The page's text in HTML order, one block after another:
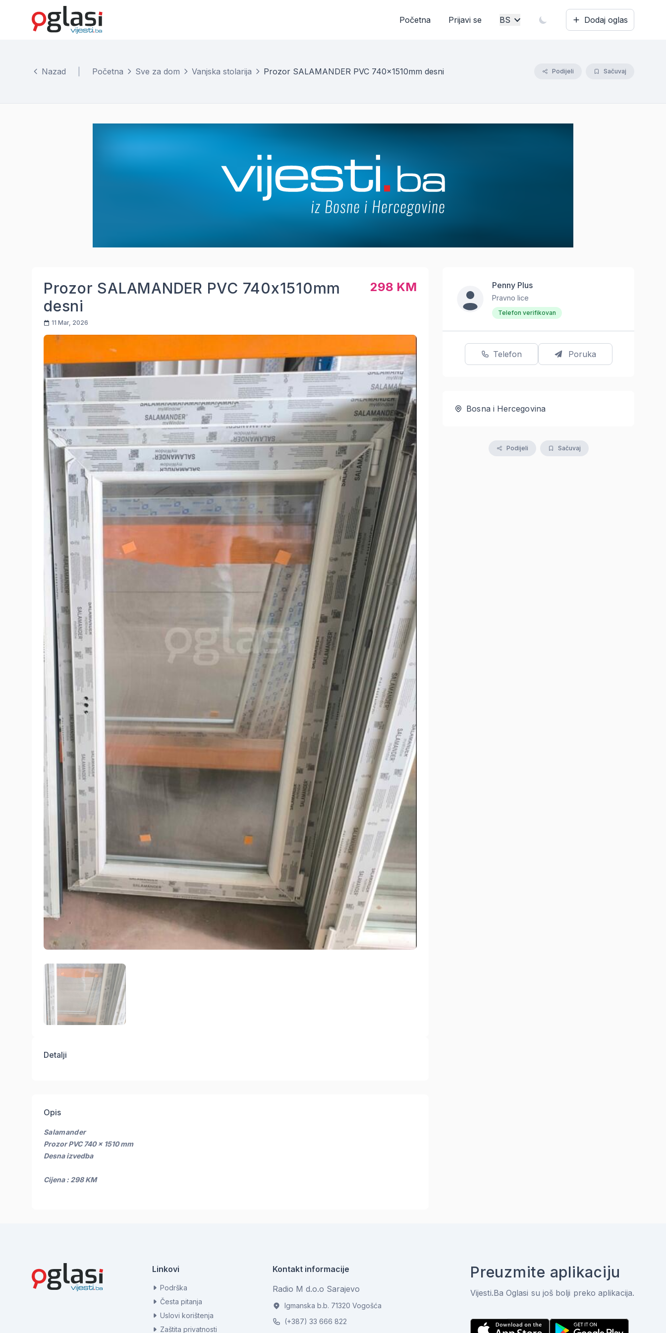
Početna Prijavi se BS Dodaj oglas
Nazad Početna Sve za dom Vanjska stolarija Prozor SALAMANDER PVC 740x1510mm desni Podijeli Sačuvaj
Prozor SALAMANDER PVC 740x1510mm
desni
11 Mar, 2026
298 KM
Detalji
Opis
Salamander
Prozor PVC 740 x 1510 mm
Desna izvedba
Cijena : 298 KM
Penny Plus
Pravno lice
Telefon verifikovan
Telefon Poruka
Bosna i Hercegovina
Podijeli Sačuvaj
Linkovi
Podrška
Česta pitanja
Uslovi korištenja
Zaštita privatnosti
Kontakt informacije
Radio M d.o.o Sarajevo
Igmanska b.b. 71320 Vogošća
(+387) 33 666 822
Preuzmite aplikaciju
Vijesti.Ba Oglasi su još bolji preko aplikacija.